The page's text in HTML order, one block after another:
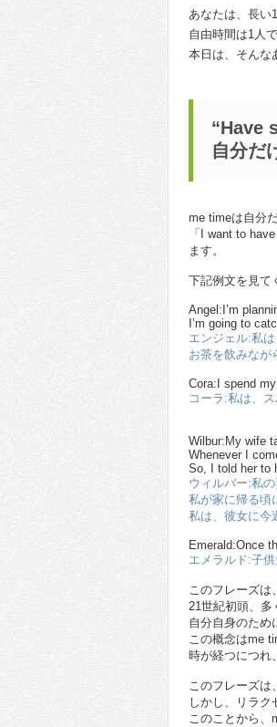
あなたは、長い
自由時間は1人
本日は、そんな
“Have
自分だ
me timeは自分
「I want to
ます。
下記例文を見て
Angel:I’m
I’m going to
エンジェル:私
お茶を飲みなが
Cora:I spend
コーラ:私は、
Wilbur:My wife
Whenever I
So, I told her to
ウィルバー:私
私が家に帰る頃
私は、彼女に今
Emerald:Once
エメラルド:子
このフレーズは
21世紀初頭、多
自分自身のため
この概念はme
時が経つにつれ
このフレーズは
しかし、リラク
このことから、